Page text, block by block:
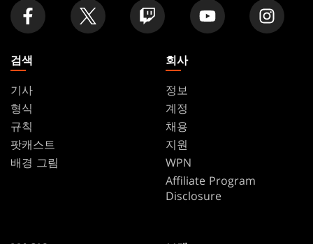
검색
기사
형식
규칙
팟캐스트
배경 그림
회사
정보
계정
채용
지원
WPN
Affiliate Program
Disclosure